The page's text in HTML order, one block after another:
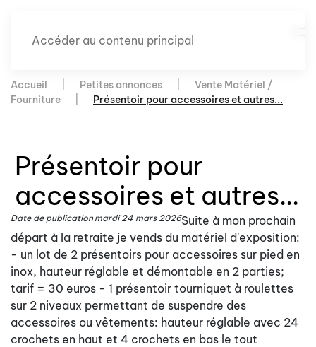
Accéder au contenu principal
Accueil Petites annonces
Vente Matériel /
Fourniture
Présentoir pour accessoires et autres...
Présentoir pour
accessoires et autres...
Date de publication mardi 24 mars 2026Suite à mon prochain
départ à la retraite je vends du matériel d'exposition:
- un lot de 2 présentoirs pour accessoires sur pied en
inox, hauteur réglable et démontable en 2 parties;
tarif = 30 euros - 1 présentoir tourniquet à roulettes
sur 2 niveaux permettant de suspendre des
accessoires ou vêtements: hauteur réglable avec 24
crochets en haut et 4 crochets en bas le tout